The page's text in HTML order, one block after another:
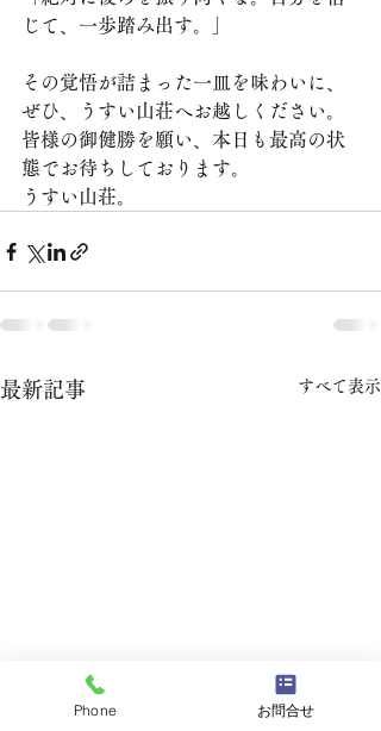
じて、一歩踏み出す。」
その覚悟が詰まった一皿を味わいに、
ぜひ、うすい山荘へお越しください。
皆様の御健勝を願い、本日も最高の状
態でお待ちしております。
うすい山荘。
最新記事 すべて表示
Phone お問合せ